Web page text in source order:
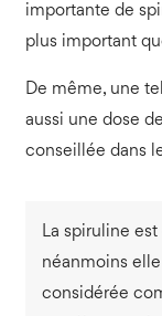
importante de
plus important
De même, une
aussi une dose
conseillée dans
La spiruline
néanmoins
considérée